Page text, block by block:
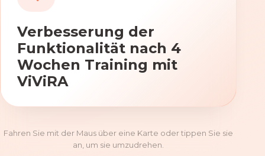
Verbesserung der
Funktionalität nach 4
Wochen Training mit
ViViRA
Fahren Sie mit der Maus über eine Karte oder tippen Sie sie
an, um sie umzudrehen.